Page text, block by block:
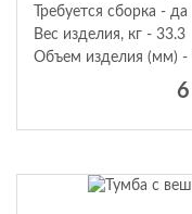
Требуется сборка - да
Вес изделия, кг - 33.3
Объем изделия (мм) -